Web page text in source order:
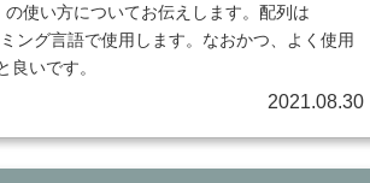
使い方についてお伝えします。配列は
ング言語で使用します。なおかつ、よく使用
いです。
2021.08.30